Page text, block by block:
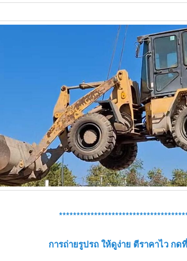
การถ่ายรูปรถ ให้ดูง่าย ตีราคาไว กด